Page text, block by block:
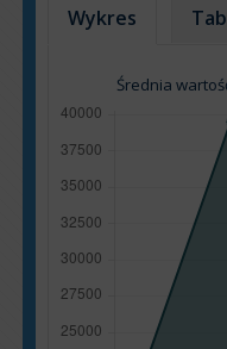
Wykres
Średnia